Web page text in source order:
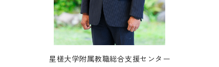
星槎大学附属教職総合支援センター